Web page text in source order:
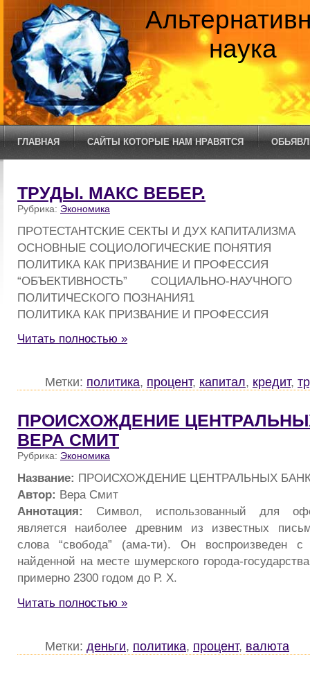
наука
ГЛАВНАЯ САЙТЫ КОТОРЫЕ НАМ НРАВЯТСЯ
ТРУДЫ. МАКС ВЕБЕР.
Рубрика: Экономика
ПРОТЕСТАНТСКИЕ СЕКТЫ И ДУХ КАПИТАЛИЗМА
ОСНОВНЫЕ СОЦИОЛОГИЧЕСКИЕ ПОНЯТИЯ
ПОЛИТИКА КАК ПРИЗВАНИЕ И ПРОФЕССИЯ
“ОБЪЕКТИВНОСТЬ” СОЦИАЛЬНО-
ПОЛИТИЧЕСКОГО ПОЗНАНИЯ1
ПОЛИТИКА КАК ПРИЗВАНИЕ И ПРОФЕССИЯ
Читать полностью »
Метки: политика, процент, капитал, кредит,
ПРОИСХОЖДЕНИЕ
ВЕРА СМИТ
Рубрика: Экономика
Название: ПРОИСХОЖДЕНИЕ ЦЕНТРАЛЬНЫХ
Автор: Вера Смит
Аннотация: Символ, использованный для
является наиболее древним из известных
слова “свобода” (ама-ти). Он воспроизведен с
найденной на месте шумерского города-
примерно 2300 годом до Р. X.
Читать полностью »
Метки: деньги, политика, процент, валюта